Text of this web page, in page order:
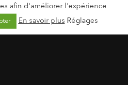
afin d'améliorer l'expérience
En savoir plus Réglages